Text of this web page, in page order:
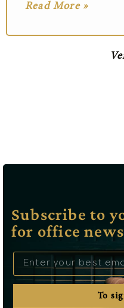
Read More »
Subscribe to
for office
To